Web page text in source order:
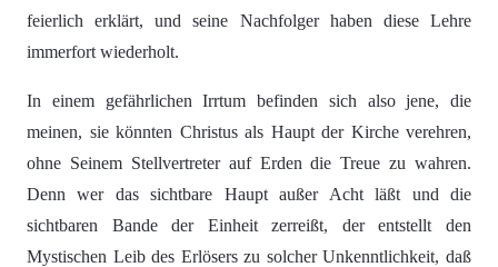
feierlich erklärt, und seine Nachfolger haben diese Lehre
immerfort wiederholt.
In einem gefährlichen Irrtum befinden sich also jene, die
meinen, sie könnten Christus als Haupt der Kirche verehren,
ohne Seinem Stellvertreter auf Erden die Treue zu wahren.
Denn wer das sichtbare Haupt außer Acht läßt und die
sichtbaren Bande der Einheit zerreißt, der entstellt den
Mystischen Leib des Erlösers zu solcher Unkenntlichkeit, daß